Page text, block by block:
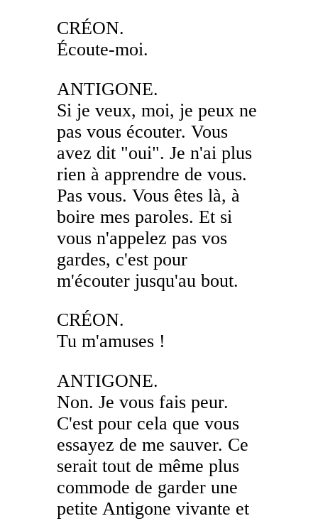
CRÉON.
Écoute-moi.
ANTIGONE.
Si je veux, moi, je peux ne
pas vous écouter. Vous
avez dit "oui". Je n'ai plus
rien à apprendre de vous.
Pas vous. Vous êtes là, à
boire mes paroles. Et si
vous n'appelez pas vos
gardes, c'est pour
m'écouter jusqu'au bout.
CRÉON.
Tu m'amuses !
ANTIGONE.
Non. Je vous fais peur.
C'est pour cela que vous
essayez de me sauver. Ce
serait tout de même plus
commode de garder une
petite Antigone vivante et